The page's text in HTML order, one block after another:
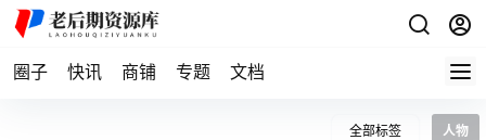
圈子 快讯 商铺 专题 文档
全部标签 人物